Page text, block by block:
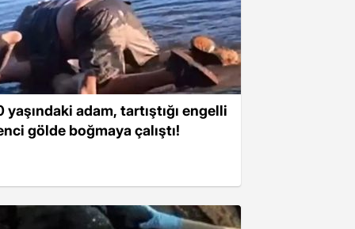
yaşındaki adam, tartıştığı engelli
gölde boğmaya çalıştı!